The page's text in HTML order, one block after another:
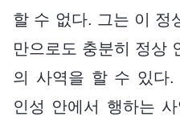
할 수 없다. 그는 이 정
만으로도 충분히 정상
의 사역을 할 수 있다
인성 안에서 행하는